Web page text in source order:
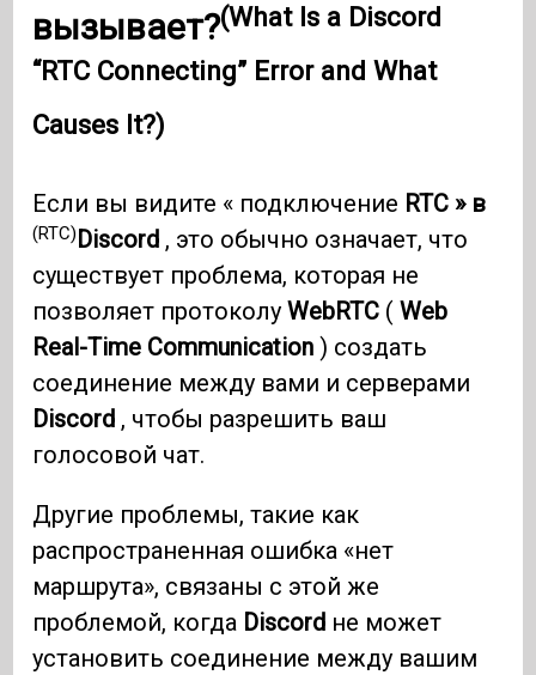
вызывает?(What Is a Discord
“RTC Connecting” Error and What
Causes It?)
Если вы видите « подключение RTC » в
(RTC)Discord , это обычно означает, что
существует проблема, которая не
позволяет протоколуWebRTC (Web
Real-Time Communication ) создать
соединение между вами и серверами
Discord , чтобы разрешить ваш
голосовой чат.
Другие проблемы, такие как
распространенная ошибка «нет
маршрута», связаны с этой же
проблемой, когда Discord не может
установить соединение между вашим